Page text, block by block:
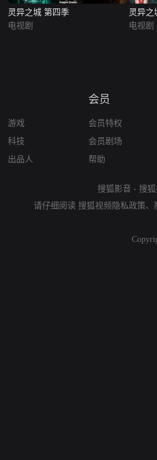
灵异之城 第四季
电视剧
灵异之
电视剧
游戏
科技
出品人
会员
会员特权
会员剧场
帮助
搜狐影音 - 搜
请仔细阅读 搜狐视频隐私政策、